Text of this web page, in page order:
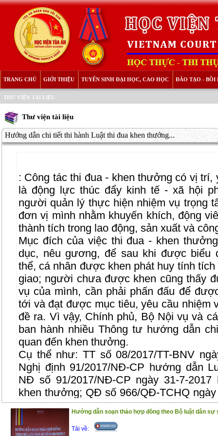
TRANG CHỦ GIỚI THIỆU TUYỂN SINH ĐẠI HỌC, CAO HỌC ĐÀO TẠO - BỒI
THƯ VIỆN TÀI LIỆU
Thư viện tài liệu
Hướng dẫn chi tiết thi hành Luật thi đua khen thưởng...
: Công tác thi đua - khen thưởng có vị trí,
là động lực thúc đẩy kinh tế - xã hội
người quản lý thực hiện nhiệm vụ trọng
đơn vị mình nhằm khuyến khích, động
thành tích trong lao động, sản xuất và
Mục đích của việc thi đua - khen
dục, nêu gương, để sau khi được biểu
thể, cá nhân được khen phát huy tính
giao; người chưa được khen cũng thấy
vụ của mình, cần phải phấn đấu để
tới và đạt được mục tiêu, yêu cầu nhiệm
đề ra. Vì vậy, Chính phủ, Bộ Nội vụ và
ban hành nhiều Thông tư hướng dẫn
quan đến khen thưởng.
Cụ thể như: TT số 08/2017/TT-BNV
Nghị định 91/2017/NĐ-CP hướng dẫn
NĐ số 91/2017/NĐ-CP ngày 31-7-
khen thưởng; QĐ số 966/QĐ-TCHQ
chế khen thưởng đột xuất các lĩnh vực
quan và thưởng tiền hỗ trợ cho tập thể,
trong công tác đấu tranh phòng, chống
Hướng dẫn soạn thảo hợp đồng theo Bộ luật dân sự
Tải về: